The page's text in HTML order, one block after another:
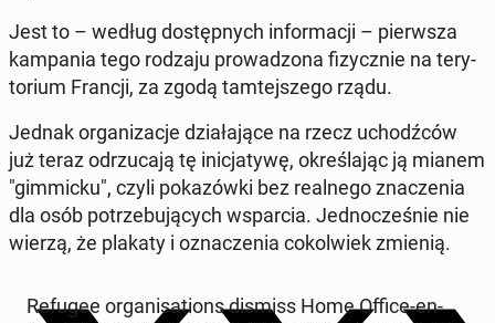
Jest to – według do­stęp­nych in­for­ma­cji – pierw­sza
kam­pa­nia tego rodzaju pro­wa­dzo­na fi­zycz­nie na te­ry­
to­rium Francji, za zgodą tam­tej­sze­go rządu.
Jednak or­ga­ni­za­cje dzia­ła­ją­ce na rzecz uchodź­ców
już teraz od­rzu­ca­ją tę ini­cja­ty­wę, okre­śla­jąc ją mianem
"gim­mic­ku", czyli po­ka­zów­ki bez re­al­ne­go zna­cze­nia
dla osób po­trze­bu­ją­cych wspar­cia. Jed­no­cze­śnie nie
wierzą, że plakaty i ozna­cze­nia co­kol­wiek zmienią.
Refugee or­ga­ni­sa­tions dismiss Home Office-en­